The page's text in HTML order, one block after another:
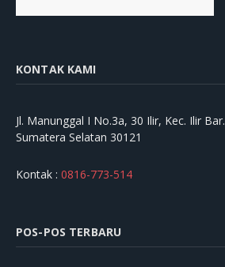
KONTAK KAMI
Jl. Manunggal I No.3a, 30 Ilir, Kec. Ilir
Sumatera Selatan 30121
Kontak : 0816-773-514
POS-POS TERBARU